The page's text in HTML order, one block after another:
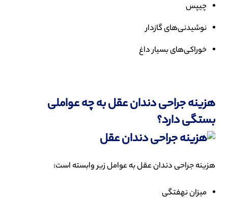
چیپس
نوشیدنی‌های گازدار
خوراکی‌های بسیار داغ
هزینه جراحی دندان عقل به چه عواملی
بستگی دارد؟
هزینه جراحی دندان عقل به عوامل زیر وابسته است:
میزان نهفتگی